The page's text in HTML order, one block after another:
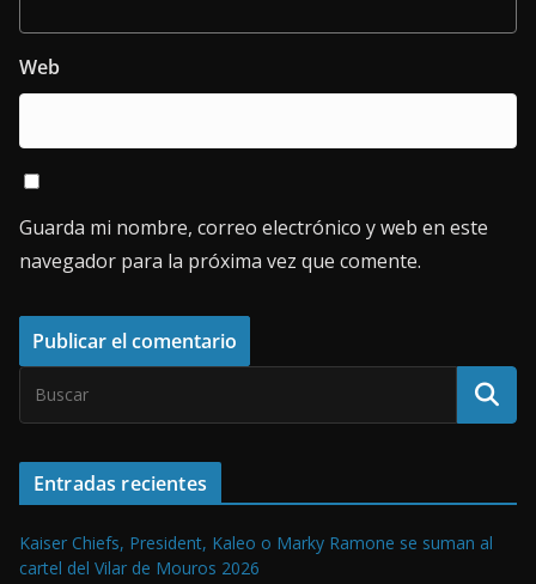
Web
Guarda mi nombre, correo electrónico y web en este
navegador para la próxima vez que comente.
Entradas recientes
Kaiser Chiefs, President, Kaleo o Marky Ramone se suman al
cartel del Vilar de Mouros 2026